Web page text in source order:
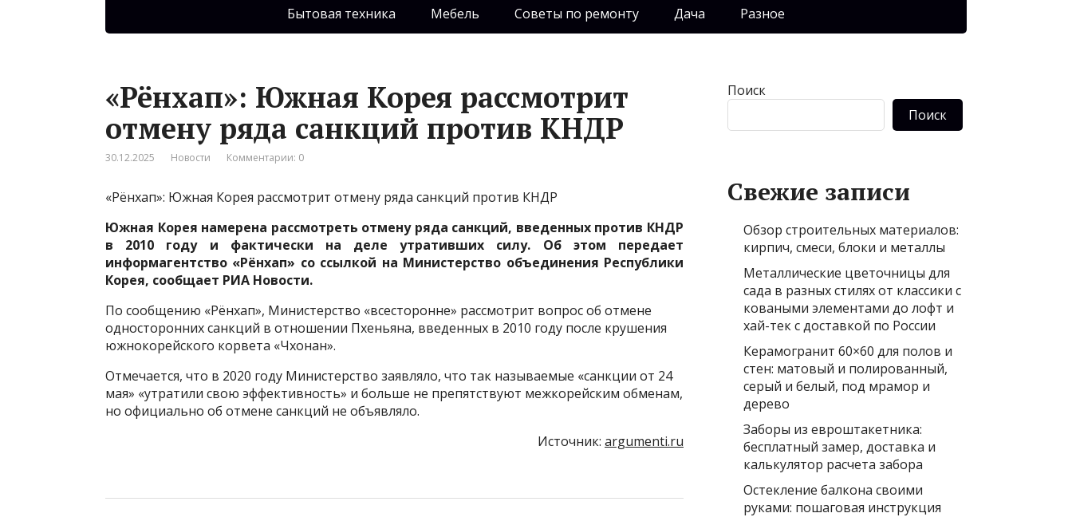
Бытовая техника Мебель Советы по ремонту Дача Разное
«Рёнхап»: Южная Корея рассмотрит
отмену ряда санкций против КНДР
30.12.2025 Новости Комментарии: 0
«Рёнхап»: Южная Корея рассмотрит отмену ряда санкций против КНДР
Южная Корея намерена рассмотреть отмену ряда санкций, введенных против КНДР
в 2010 году и фактически на деле утративших силу. Об этом передает
информагентство «Рёнхап» со ссылкой на Министерство объединения Республики
Корея, сообщает РИА Новости.
По сообщению «Рёнхап», Министерство «всесторонне» рассмотрит вопрос об отмене
односторонних санкций в отношении Пхеньяна, введенных в 2010 году после крушения
южнокорейского корвета «Чхонан».
Отмечается, что в 2020 году Министерство заявляло, что так называемые «санкции от 24
мая» «утратили свою эффективность» и больше не препятствуют межкорейским обменам,
но официально об отмене санкций не объявляло.
Источник: argumenti.ru
Поиск
Поиск
Свежие записи
Обзор строительных материалов:
кирпич, смеси, блоки и металлы
Металлические цветочницы для
сада в разных стилях от классики с
коваными элементами до лофт и
хай-тек с доставкой по России
Керамогранит 60×60 для полов и
стен: матовый и полированный,
серый и белый, под мрамор и
дерево
Заборы из евроштакетника:
бесплатный замер, доставка и
калькулятор расчета забора
Остекление балкона своими
руками: пошаговая инструкция